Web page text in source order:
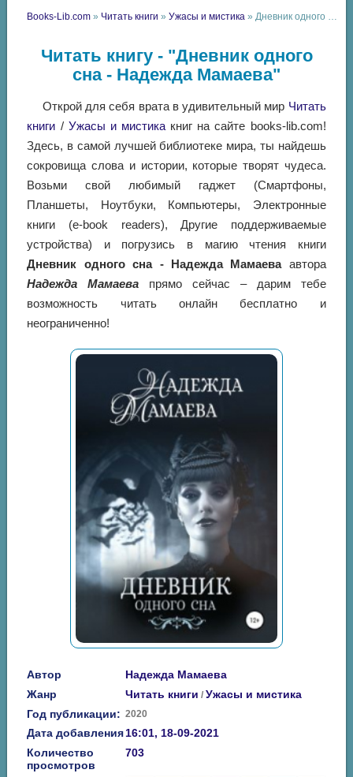
Books-Lib.com » Читать книги »Ужасы и мистика » Дневник одного сна - Надежда Мамаева
Читать книгу - "Дневник одного
сна - Надежда Мамаева"
Открой для себя врата в удивительный мир Читать
книги / Ужасы и мистика книг на сайте books-lib.com!
Здесь, в самой лучшей библиотеке мира, ты найдешь
сокровища слова и истории, которые творят чудеса.
Возьми свой любимый гаджет (Смартфоны,
Планшеты, Ноутбуки, Компьютеры, Электронные
книги (e-book readers), Другие поддерживаемые
устройства) и погрузись в магию чтения книги
Дневник одного сна - Надежда Мамаеваавтора
Надежда Мамаева прямо сейчас – дарим тебе
возможность читать онлайн бесплатно и
неограниченно!
Автор
Надежда Мамаева
Жанр
Читать книги /Ужасы и мистика
Год публикации: 2020
Дата добавления16:01, 18-09-2021
Количество
просмотров
703